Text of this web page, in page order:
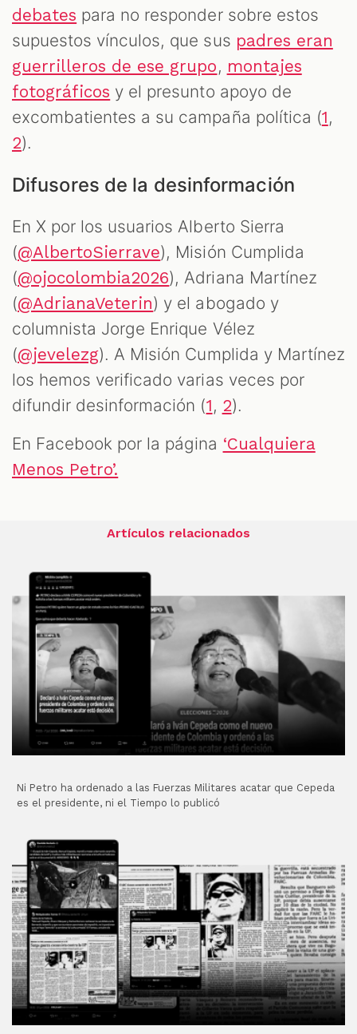
debates para no responder sobre estos
supuestos vínculos, que sus padres eran
guerrilleros de ese grupo, montajes
fotográficos y el presunto apoyo de
excombatientes a su campaña política (1,
2).
Difusores de la desinformación
En X por los usuarios Alberto Sierra
(@AlbertoSierrave), Misión Cumplida
(@ojocolombia2026), Adriana Martínez
(@AdrianaVeterin) y el abogado y
columnista Jorge Enrique Vélez
(@jevelezg). A Misión Cumplida y Martínez
los hemos verificado varias veces por
difundir desinformación (1, 2).
En Facebook por la página ‘Cualquiera
Menos Petro’.
Artículos relacionados
Ni Petro ha ordenado a las Fuerzas Militares acatar que Cepeda
es el presidente, ni el Tiempo lo publicó